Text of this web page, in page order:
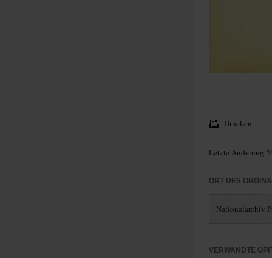
Drucken
Letzte Änderung
ORT DES
Nationalarchiv
VERWANDTE